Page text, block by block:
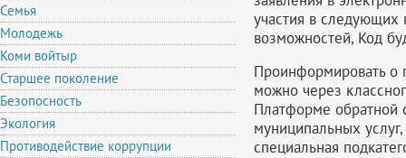
Семья
Молодежь
Коми войтыр
Старшее поколение
Безопосность
Экология
Противодействие коррупции
участия в следующих
возможностей, Код
Проинформировать о
можно через
Платформе обратной
муниципальных
специальная